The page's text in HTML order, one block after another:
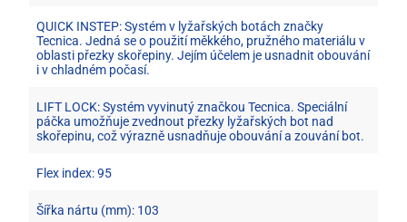
QUICK INSTEP: Systém v lyžařských botách značky
Tecnica. Jedná se o použití měkkého, pružného materiálu v
oblasti přezky skořepiny. Jejím účelem je usnadnit obouvání
i v chladném počasí.
LIFT LOCK: Systém vyvinutý značkou Tecnica. Speciální
páčka umožňuje zvednout přezky lyžařských bot nad
skořepinu, což výrazně usnadňuje obouvání a zouvání bot.
Flex index: 95
Šířka nártu (mm): 103